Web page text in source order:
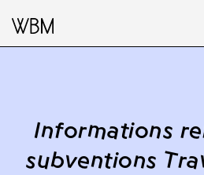
Informations
subventions